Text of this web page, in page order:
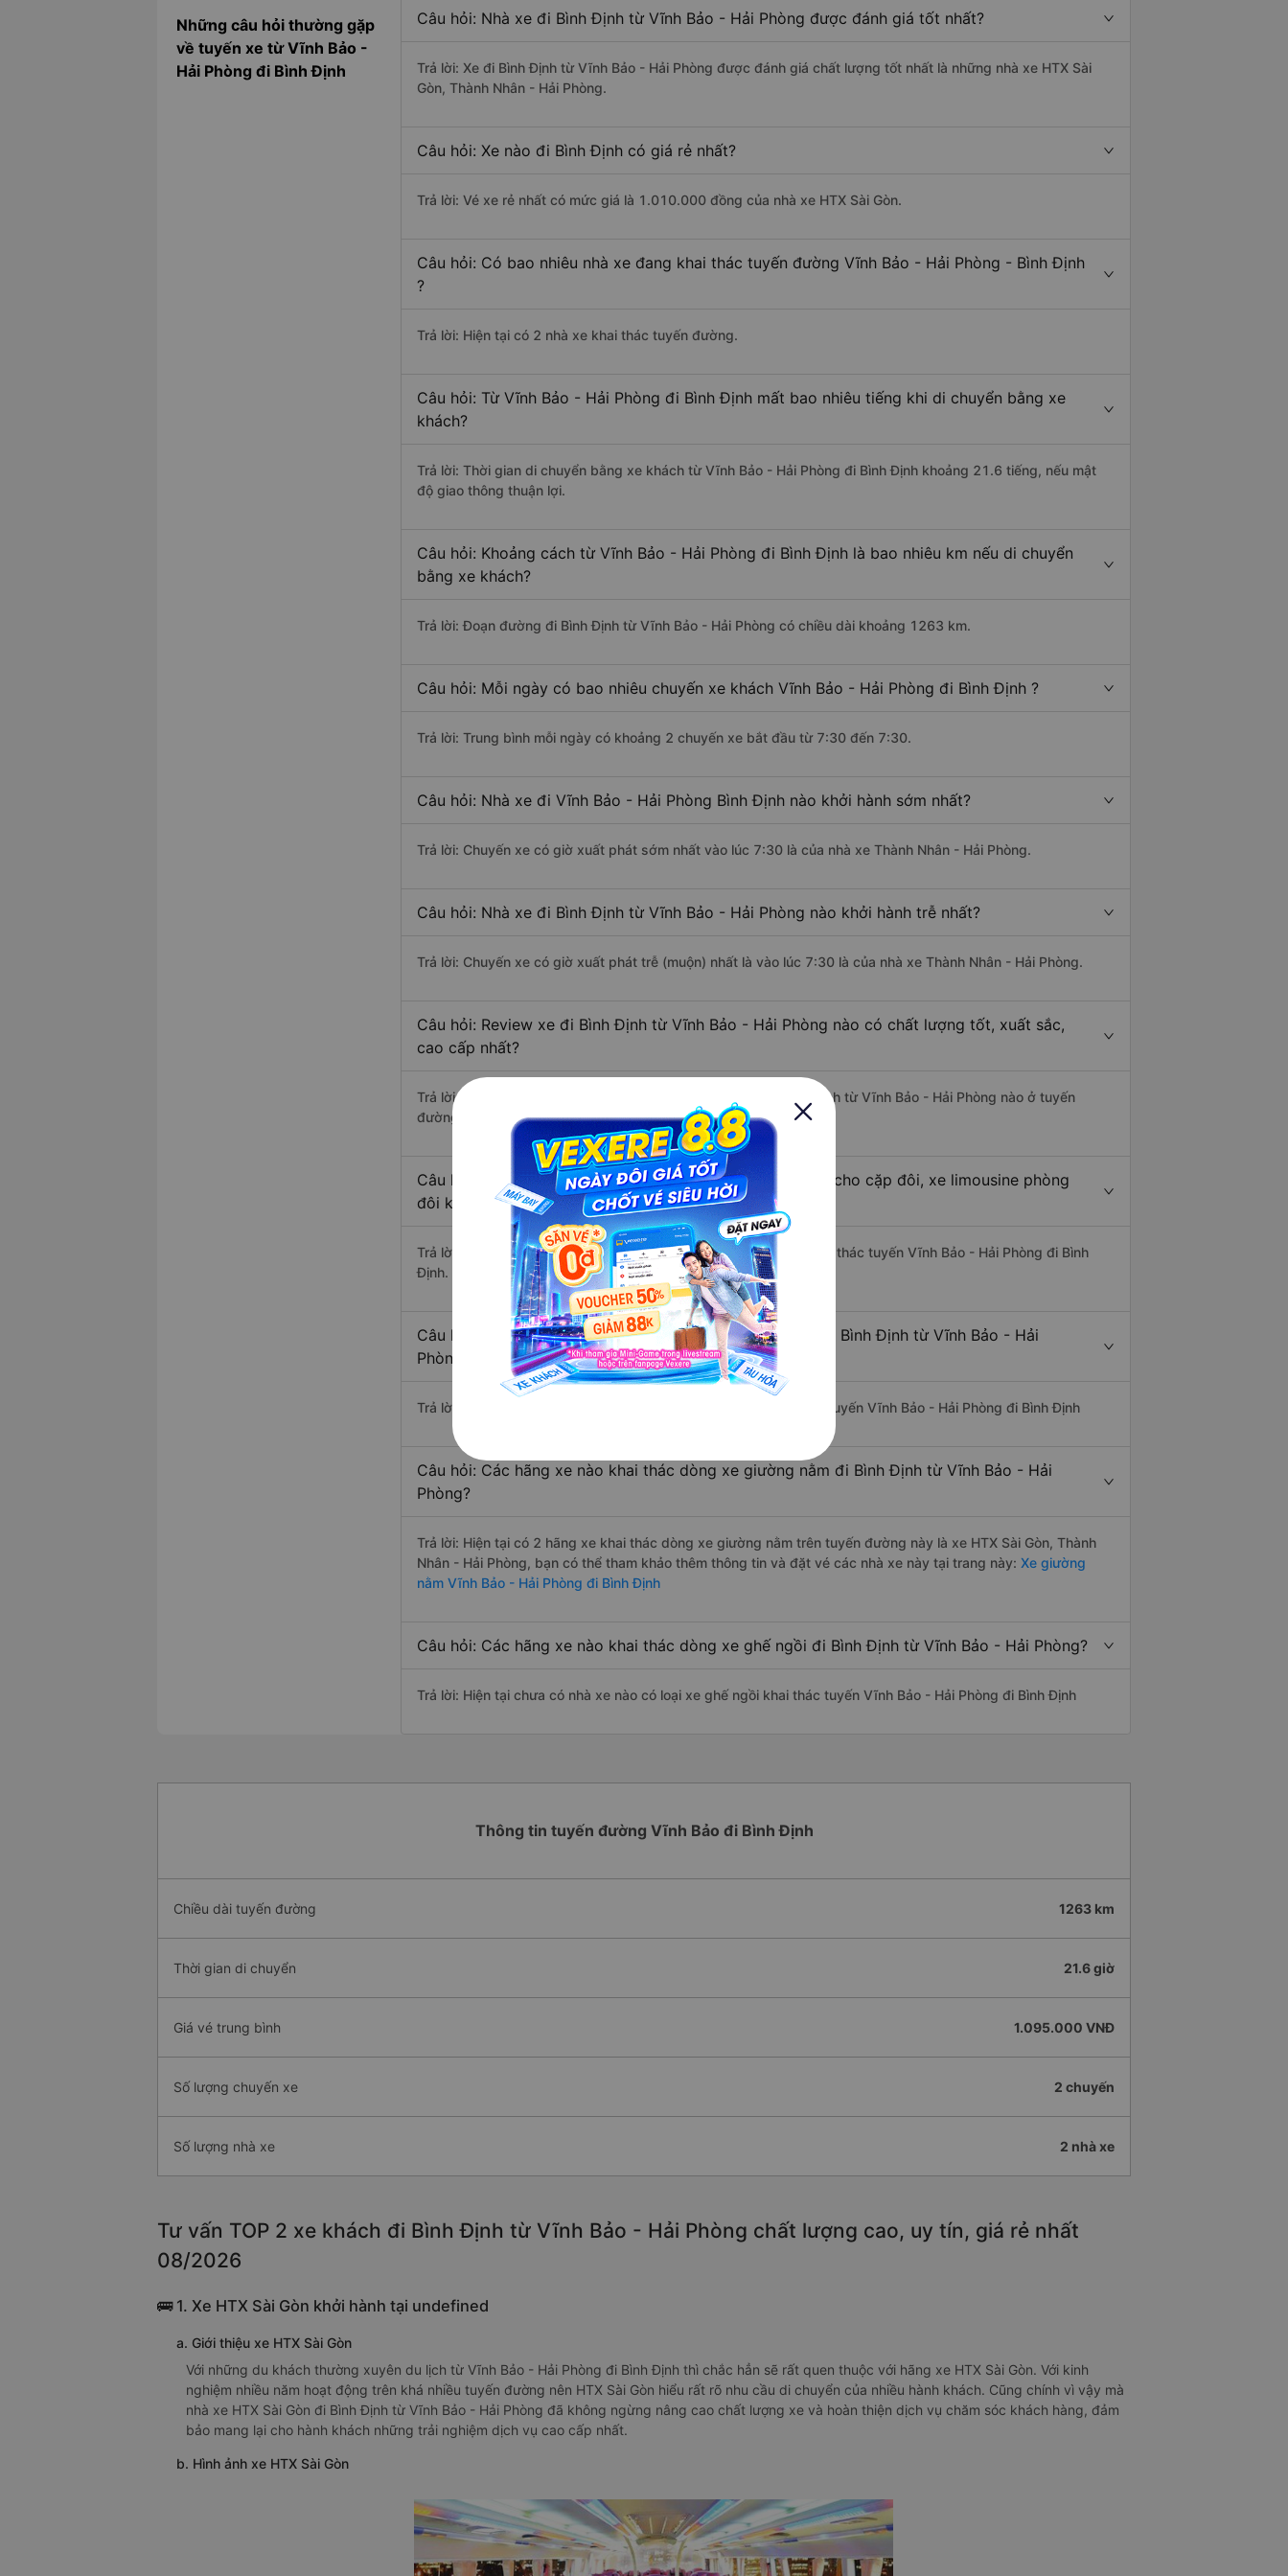
Những câu hỏi thường gặp
về tuyến xe từ Vĩnh Bảo -
Hải Phòng đi Bình Định
Câu hỏi: Nhà xe đi Bình Định từ Vĩnh Bảo - Hải Phòng được đánh giá tốt nhất?
Trả lời: Xe đi Bình Định từ Vĩnh Bảo - Hải Phòng được đánh giá chất lượng tốt nhất là những nhà xe HTX Sài
Gòn, Thành Nhân - Hải Phòng.
Câu hỏi: Xe nào đi Bình Định có giá rẻ nhất?
Trả lời: Vé xe rẻ nhất có mức giá là 1.010.000 đồng của nhà xe HTX Sài Gòn.
Câu hỏi: Có bao nhiêu nhà xe đang khai thác tuyến đường Vĩnh Bảo - Hải Phòng - Bình Định
?
Trả lời: Hiện tại có 2 nhà xe khai thác tuyến đường.
Câu hỏi: Từ Vĩnh Bảo - Hải Phòng đi Bình Định mất bao nhiêu tiếng khi di chuyển bằng xe
khách?
Trả lời: Thời gian di chuyển bằng xe khách từ Vĩnh Bảo - Hải Phòng đi Bình Định khoảng 21.6 tiếng, nếu mật
độ giao thông thuận lợi.
Câu hỏi: Khoảng cách từ Vĩnh Bảo - Hải Phòng đi Bình Định là bao nhiêu km nếu di chuyển
bằng xe khách?
Trả lời: Đoạn đường đi Bình Định từ Vĩnh Bảo - Hải Phòng có chiều dài khoảng 1263 km.
Câu hỏi: Mỗi ngày có bao nhiêu chuyến xe khách Vĩnh Bảo - Hải Phòng đi Bình Định ?
Trả lời: Trung bình mỗi ngày có khoảng 2 chuyến xe bắt đầu từ 7:30 đến 7:30.
Câu hỏi: Nhà xe đi Vĩnh Bảo - Hải Phòng Bình Định nào khởi hành sớm nhất?
Trả lời: Chuyến xe có giờ xuất phát sớm nhất vào lúc 7:30 là của nhà xe Thành Nhân - Hải Phòng.
Câu hỏi: Nhà xe đi Bình Định từ Vĩnh Bảo - Hải Phòng nào khởi hành trễ nhất?
Trả lời: Chuyến xe có giờ xuất phát trễ (muộn) nhất là vào lúc 7:30 là của nhà xe Thành Nhân - Hải Phòng.
Câu hỏi: Review xe đi Bình Định từ Vĩnh Bảo - Hải Phòng nào có chất lượng tốt, xuất sắc,
cao cấp nhất?
Trả lời: Tạm thời chưa đủ review để đánh giá có nhà xe đi Bình Định từ Vĩnh Bảo - Hải Phòng nào ở tuyến
đường này có chất lượng xuất sắc.
Câu hỏi: Có loại xe Vĩnh Bảo - Hải Phòng Bình Định dành cho cặp đôi, xe limousine phòng
đôi không?
Trả lời: Hiện tại chưa có nhà xe nào có loại xe giường nằm đôi khai thác tuyến Vĩnh Bảo - Hải Phòng đi Bình
Định.
Câu hỏi: Các hãng xe nào khai thác dòng xe Limousine đi Bình Định từ Vĩnh Bảo - Hải
Phòng?
Trả lời: Hiện tại chưa có nhà xe nào có loại xe limousine khai thác tuyến Vĩnh Bảo - Hải Phòng đi Bình Định
Câu hỏi: Các hãng xe nào khai thác dòng xe giường nằm đi Bình Định từ Vĩnh Bảo - Hải
Phòng?
Trả lời: Hiện tại có 2 hãng xe khai thác dòng xe giường nằm trên tuyến đường này là xe HTX Sài Gòn, Thành
Nhân - Hải Phòng, bạn có thể tham khảo thêm thông tin và đặt vé các nhà xe này tại trang này: Xe giường
nằm Vĩnh Bảo - Hải Phòng đi Bình Định
Câu hỏi: Các hãng xe nào khai thác dòng xe ghế ngồi đi Bình Định từ Vĩnh Bảo - Hải Phòng?
Trả lời: Hiện tại chưa có nhà xe nào có loại xe ghế ngồi khai thác tuyến Vĩnh Bảo - Hải Phòng đi Bình Định
Thông tin tuyến đường Vĩnh Bảo đi Bình Định
Chiều dài tuyến đường 1263 km
Thời gian di chuyển 21.6 giờ
Giá vé trung bình 1.095.000 VNĐ
Số lượng chuyến xe 2 chuyến
Số lượng nhà xe 2 nhà xe
Tư vấn TOP 2 xe khách đi Bình Định từ Vĩnh Bảo - Hải Phòng chất lượng cao, uy tín, giá rẻ nhất
08/2026
🚌 1. Xe HTX Sài Gòn khởi hành tại undefined
a. Giới thiệu xe HTX Sài Gòn
Với những du khách thường xuyên du lịch từ Vĩnh Bảo - Hải Phòng đi Bình Định thì chắc hẳn sẽ rất quen thuộc với hãng xe HTX Sài Gòn. Với kinh
nghiệm nhiều năm hoạt động trên khá nhiều tuyến đường nên HTX Sài Gòn hiểu rất rõ nhu cầu di chuyển của nhiều hành khách. Cũng chính vì vậy mà
nhà xe HTX Sài Gòn đi Bình Định từ Vĩnh Bảo - Hải Phòng đã không ngừng nâng cao chất lượng xe và hoàn thiện dịch vụ chăm sóc khách hàng, đảm
bảo mang lại cho hành khách những trải nghiệm dịch vụ cao cấp nhất.
b. Hình ảnh xe HTX Sài Gòn